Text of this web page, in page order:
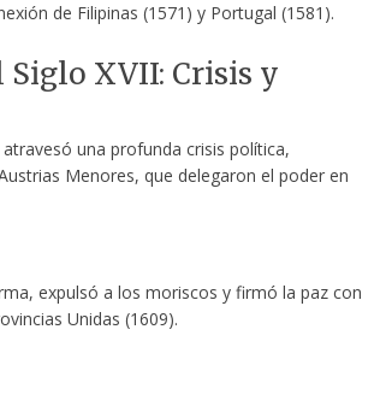
de Filipinas (1571) y Portugal (1581).
Siglo XVII: Crisis y
una profunda crisis política,
Menores, que delegaron el poder en
expulsó a los moriscos y firmó la paz con
Unidas (1609).